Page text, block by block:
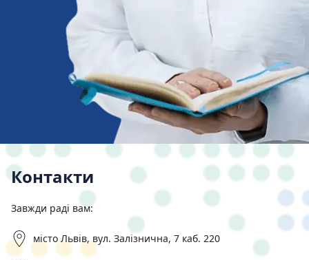
Контакти
Завжди раді вам:
місто Львів, вул. Залізнична, 7 каб. 220